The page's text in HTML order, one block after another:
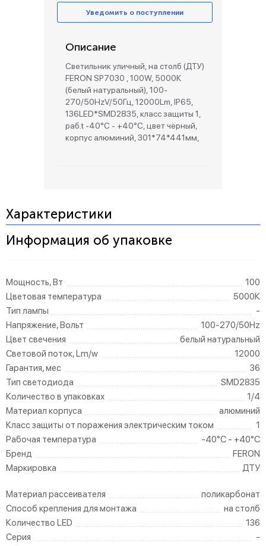
Уведомить о поступлении
Описание
Светильник уличный, на столб (ДТУ)
FERON SP7030 , 100W, 5000К
(белый натуральный), 100-
270/50HzV/50Гц, 12000Lm, IP65,
136LED*SMD2835, класс защиты 1,
раб.t -40°C - +40°C, цвет чёрный,
корпус алюминий, 301*74*441мм,
Характеристики
Информация об упаковке
Мощность, Вт
100
Цветовая температура
5000К
Тип лампы
-
Напряжение, Вольт
100-270/50Hz
Цвет свечения
белый натуральный
Световой поток, Lm/w
12000
Гарантия, мес
36
Тип светодиода
SMD2835
Количество в упаковках
1/4
Материал корпуса
алюминий
Класс защиты от поражения электрическим током
1
Рабочая температура
-40°C - +40°C
Бренд
FERON
Маркировка
ДТУ
Материал рассеивателя
поликарбонат
Способ крепления для монтажа
на столб
Количество LED
136
Серия
-